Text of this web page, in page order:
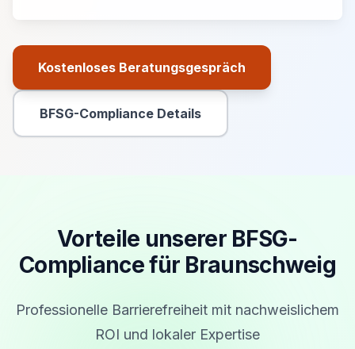
Kostenloses Beratungsgespräch
Primäre Aktion
BFSG-Compliance Details
Sekundäre Aktion
Vorteile unserer BFSG-
Compliance für Braunschweig
Professionelle Barrierefreiheit mit nachweislichem
ROI und lokaler Expertise